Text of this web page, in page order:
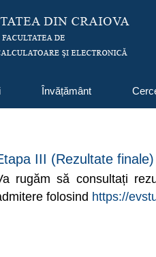
Învățământ
III (Rezultate
rugăm să consultați
folosind https://